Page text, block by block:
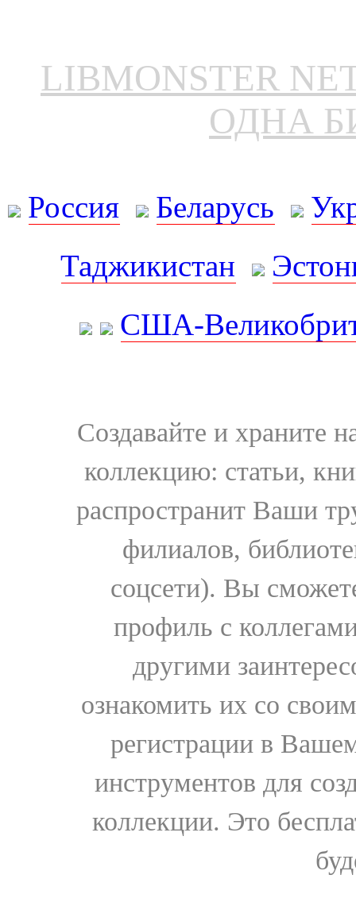
LIBMONSTER
ОДНА
Россия Беларусь
Таджикистан
США-
Создавайте и храните
коллекцию: статьи,
распространит Ваши
филиалов,
соцсети). Вы
профиль с
другими
ознакомить их со
регистрации в
инструментов для
коллекции. Это